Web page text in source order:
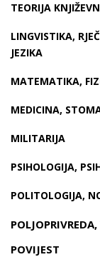
TEORIJA
LINGVISTIKA,
JEZIKA
MATEMATIKA,
MEDICINA,
MILITARIJA
PSIHOLOGIJA,
POLITOLOGIJA,
POVIJEST